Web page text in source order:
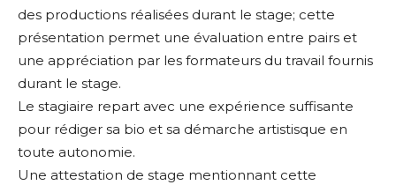
des productions réalisées durant le stage; cette
présentation permet une évaluation entre pairs et
une appréciation par les formateurs du travail fournis
durant le stage.
Le stagiaire repart avec une expérience suffisante
pour rédiger sa bio et sa démarche artistisque en
toute autonomie.
Une attestation de stage mentionnant cette